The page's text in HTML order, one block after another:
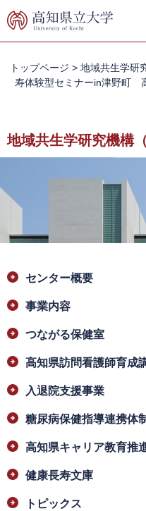
ー
ニ
本
文
トップページ > 地域共生学研
寿体験型セミナーin津野町
地域共生学研究機構
文
センター概要
事業内容
つながる保健室
高知県訪問看護師育成
入退院支援事業
糖尿病保健指導連携体
高知県キャリア教育推
健康長寿文庫
トピックス